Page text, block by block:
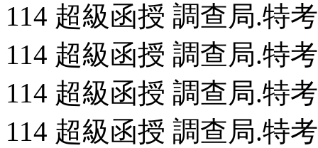
114 超級函授 調查局.特
114 超級函授 調查局.特
114 超級函授 調查局.特
114 超級函授 調查局.特